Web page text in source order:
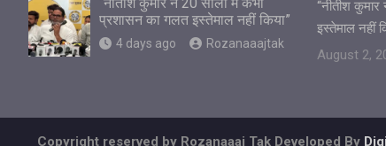
प्रशासन का गलत इस्तेमाल नहीं किया”
4 days ago Rozanaaajtak
“नीतीश
इस्तेमाल नहीं
August 2,
Copyright reserved by Rozanaaaj Tak Developed By